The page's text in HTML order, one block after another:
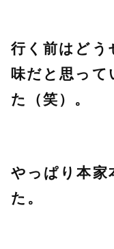
行く前はどう
味だと思って
た（笑）。
やっぱり本家
た。